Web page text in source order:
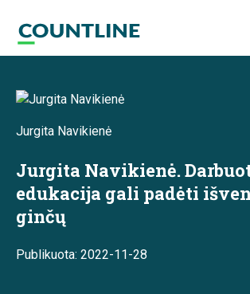
Jurgita Navikienė
Jurgita Navikienė.
edukacija gali padėti
ginčų
Publikuota: 2022-11-28